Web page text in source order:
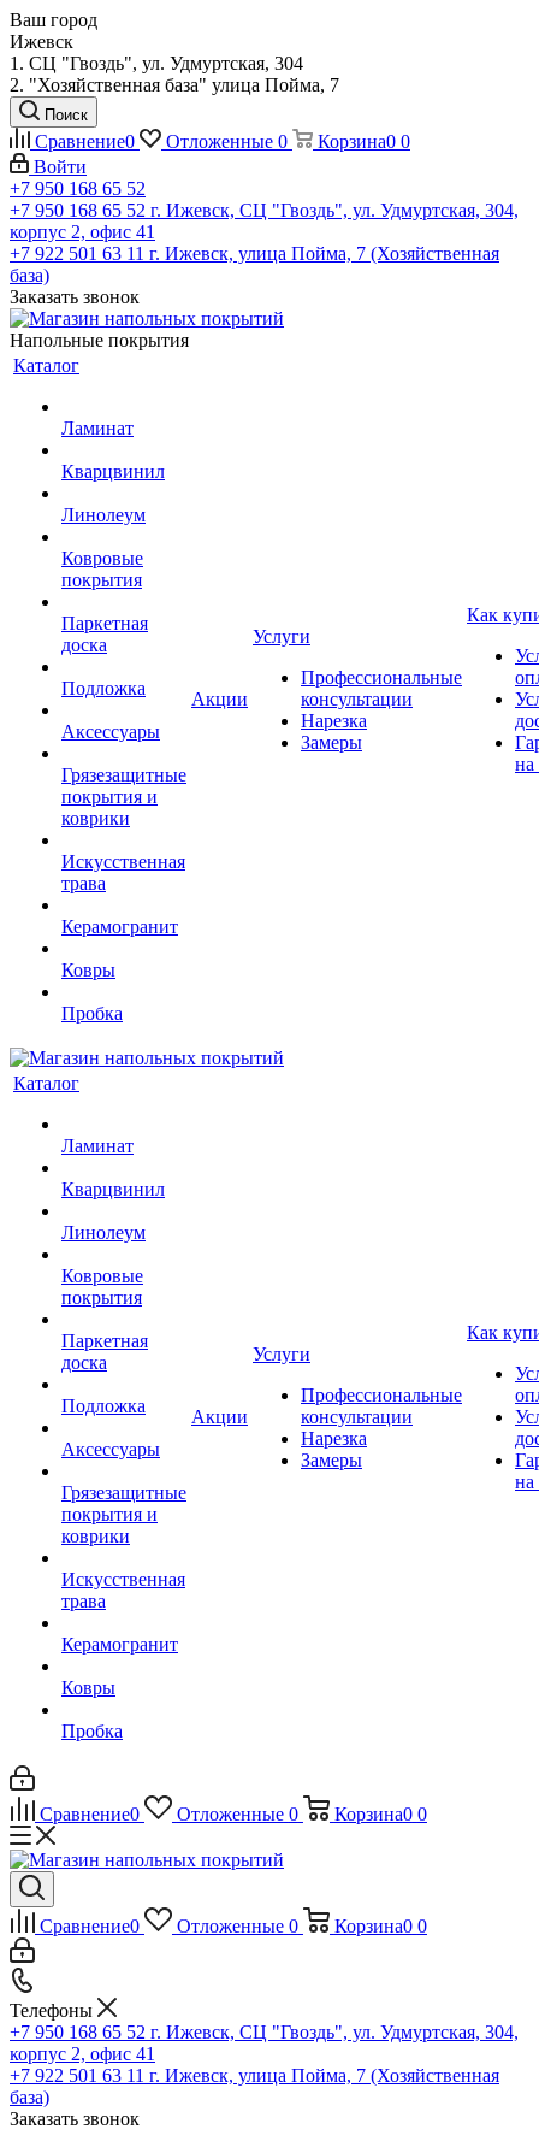
Ваш город
Ижевск
1. СЦ "Гвоздь", ул. Удмуртская, 304
2. "Хозяйственная база" улица Пойма, 7
Поиск
Сравнение0 Отложенные 0 Корзина0 0
Войти
+7 950 168 65 52
+7 950 168 65 52 г. Ижевск, СЦ "Гвоздь", ул. Удмуртская, 304,
корпус 2, офис 41
+7 922 501 63 11 г. Ижевск, улица Пойма, 7 (Хозяйственная
база)
Заказать звонок
Напольные покрытия
Каталог
Ламинат
Кварцвинил
Линолеум
Ковровые
покрытия
Паркетная
доска
Подложка
Аксессуары
Грязезащитные
покрытия и
коврики
Искусственная
трава
Керамогранит
Ковры
Пробка
Акции
Услуги
Профессиональные
консультации
Нарезка
Замеры
Как
на
Каталог
Ламинат
Кварцвинил
Линолеум
Ковровые
покрытия
Паркетная
доска
Подложка
Аксессуары
Грязезащитные
покрытия и
коврики
Искусственная
трава
Керамогранит
Ковры
Пробка
Акции
Услуги
Профессиональные
консультации
Нарезка
Замеры
Как
на
Сравнение0 Отложенные 0 Корзина0 0
Сравнение0 Отложенные 0 Корзина0 0
Телефоны
+7 950 168 65 52 г. Ижевск, СЦ "Гвоздь", ул. Удмуртская, 304,
корпус 2, офис 41
+7 922 501 63 11 г. Ижевск, улица Пойма, 7 (Хозяйственная
база)
Заказать звонок